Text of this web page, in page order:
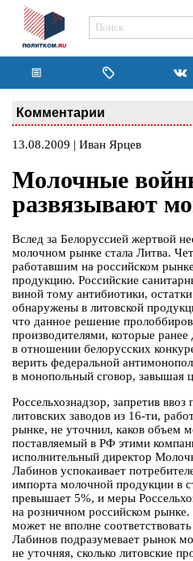
Комментарии
13.08.2009 | Иван Ярцев
Молочные
развязывают
Вслед за Белоруссией жертвой
молочном рынке стала Литва.
работавшим на российском
продукцию. Российские
виной тому антибиотики,
обнаружены в литовской
что данное решение
производителями, которые
в отношении белорусских
верить федеральной
в монопольный сговор, завышая
Россельхознадзор, запретив
литовских заводов из 16-ти,
рынке, не уточнил, каков объем
поставляемый в РФ этими
исполнительный директор
Лабинов успокаивает
импорта молочной продукции в
превышает 5%, и меры
на розничном российском
может не вполне
Лабинов подразумевает рынок
не уточняя, сколько литовские